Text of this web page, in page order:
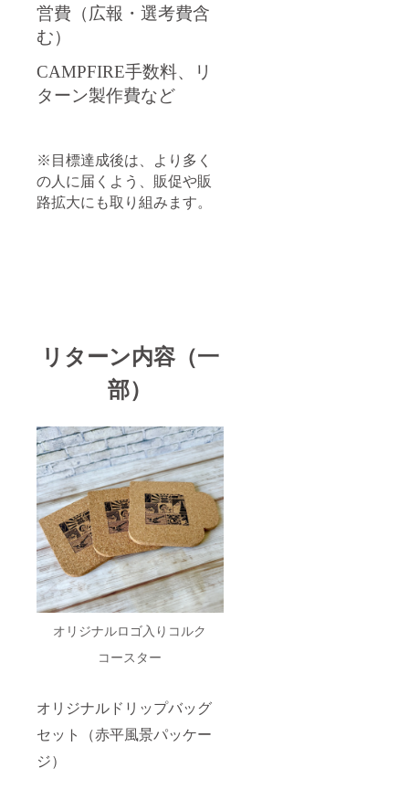
営費（広報・選考費含
む）
CAMPFIRE手数料、リ
ターン製作費など
※目標達成後は、より多く
の人に届くよう、販促や販
路拡大にも取り組みます。
リターン内容（一
部）
オリジナルロゴ入りコルク
コースター
オリジナルドリップバッグ
セット（赤平風景パッケー
ジ）